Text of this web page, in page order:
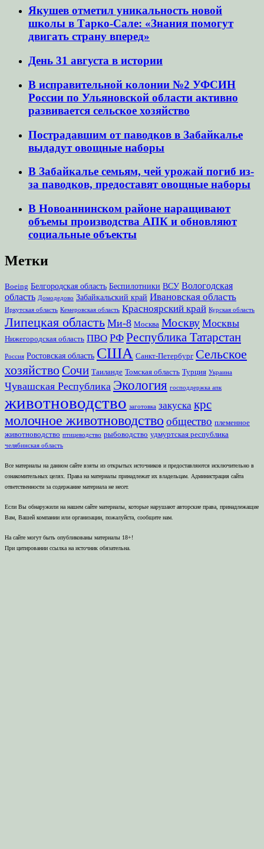
Якушев отметил уникальность новой
школы в Тарко-Сале: «Знания помогут
двигать страну вперед»
День 31 августа в истории
В исправительной колонии №2 УФСИН
России по Ульяновской области активно
развивается сельское хозяйство
Пострадавшим от паводков в Забайкалье
выдадут овощные наборы
В Забайкалье семьям, чей урожай погиб из-
за паводков, предоставят овощные наборы
В Новоаннинском районе наращивают
объемы производства АПК и обновляют
социальные объекты
Метки
Boeing Белгородская область Беспилотники ВСУ Вологодская
область Домодедово Забайкальский край Ивановская область
Иркутская область Кемеровская область Красноярский край Курская область
Липецкая область Ми-8 Москва Москву Москвы
Нижегородская область ПВО РФ Республика Татарстан
Россия Ростовская область США Санкт-Петербург Сельское
хозяйствоСочи Таиланде Томская область Турция Украина
Чувашская Республика Экология господдержка апк
животноводство заготовка закуска крс
молочное животноводство общество племенное
животноводство птицеводство рыбоводство удмуртская республика
челябинская область
Все материалы на данном сайте взяты из открытых источников и предоставляются исключительно в
ознакомительных целях. Права на материалы принадлежат их владельцам. Администрация сайта
ответственности за содержание материала не несет.
Если Вы обнаружили на нашем сайте материалы, которые нарушают авторские права, принадлежащие
Вам, Вашей компании или организации, пожалуйста, сообщите нам.
На сайте могут быть опубликованы материалы 18+!
При цитировании ссылка на источник обязательна.